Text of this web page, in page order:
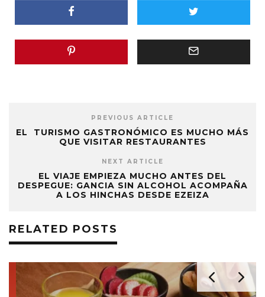
PREVIOUS ARTICLE
EL TURISMO GASTRONÓMICO ES MUCHO MÁS
QUE VISITAR RESTAURANTES
NEXT ARTICLE
EL VIAJE EMPIEZA MUCHO ANTES DEL
DESPEGUE: GANCIA SIN ALCOHOL ACOMPAÑA
A LOS HINCHAS DESDE EZEIZA
RELATED POSTS